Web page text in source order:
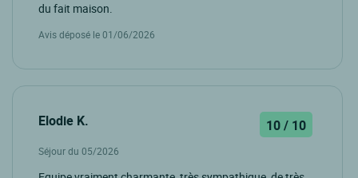
du fait maison.
Avis déposé le 01/06/2026
Elodie K. 10 / 10
Séjour du 05/2026